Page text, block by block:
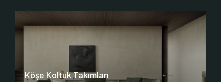
Köşe Koltuk Takımları